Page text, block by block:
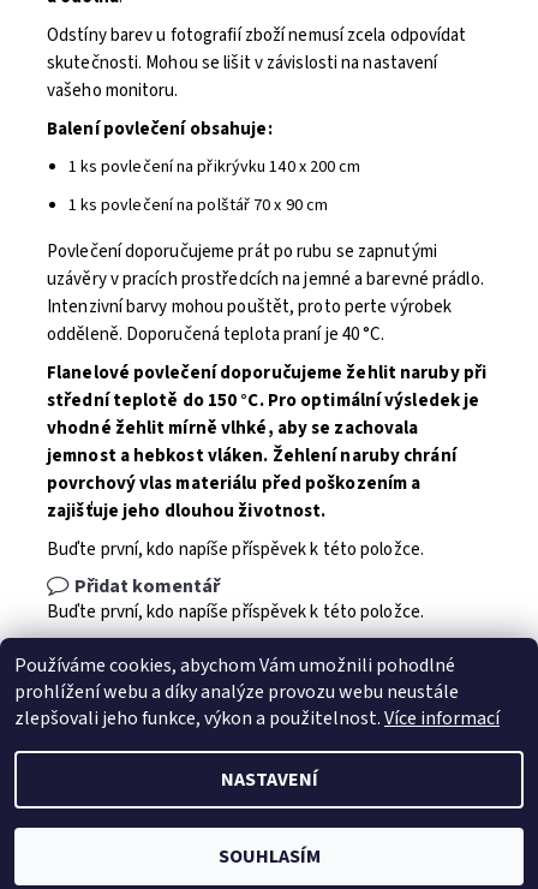
Odstíny barev u fotografií zboží nemusí zcela odpovídat
skutečnosti. Mohou se lišit v závislosti na nastavení
vašeho monitoru.
Balení povlečení obsahuje:
1 ks povlečení na přikrývku 140 x 200 cm
1 ks povlečení na polštář 70 x 90 cm
Povlečení doporučujeme prát po rubu se zapnutými
uzávěry v pracích prostředcích na jemné a barevné prádlo.
Intenzivní barvy mohou pouštět, proto perte výrobek
odděleně. Doporučená teplota praní je 40 °C.
Flanelové povlečení doporučujeme žehlit naruby při
střední teplotě do 150 °C. Pro optimální výsledek je
vhodné žehlit mírně vlhké, aby se zachovala
jemnost a hebkost vláken. Žehlení naruby chrání
povrchový vlas materiálu před poškozením a
zajišťuje jeho dlouhou životnost.
Buďte první, kdo napíše příspěvek k této položce.
Přidat komentář
Buďte první, kdo napíše příspěvek k této položce.
2026 © Jahu.cz, všechna práva vyhrazena
Vytvořil Shoptet
Používáme cookies, abychom Vám umožnili pohodlné
prohlížení webu a díky analýze provozu webu neustále
zlepšovali jeho funkce, výkon a použitelnost.Více informací
NASTAVENÍ
SOUHLASÍM